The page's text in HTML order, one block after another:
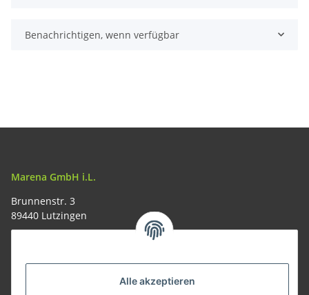
Alle akzeptieren
Benachrichtigen, wenn verfügbar
Marena GmbH i.L.
Brunnenstr. 3
89440 Lutzingen